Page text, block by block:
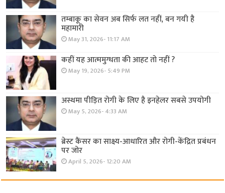
तम्बाकू का सेवन अब सिर्फ लत नहीं, बन गयी है
महामारी
May 31, 2026- 11:17 AM
कहीं यह आत्ममुग्धता की आहट तो नहीं ?
May 19, 2026- 5:49 PM
अस्थमा पीड़ित रोगी के लिए है इनहेलर सबसे उपयोगी
May 5, 2026- 4:33 AM
ब्रेस्ट कैंसर का साक्ष्य-आधारित और रोगी-केंद्रित प्रबंधन
पर जोर
April 5, 2026- 12:20 AM